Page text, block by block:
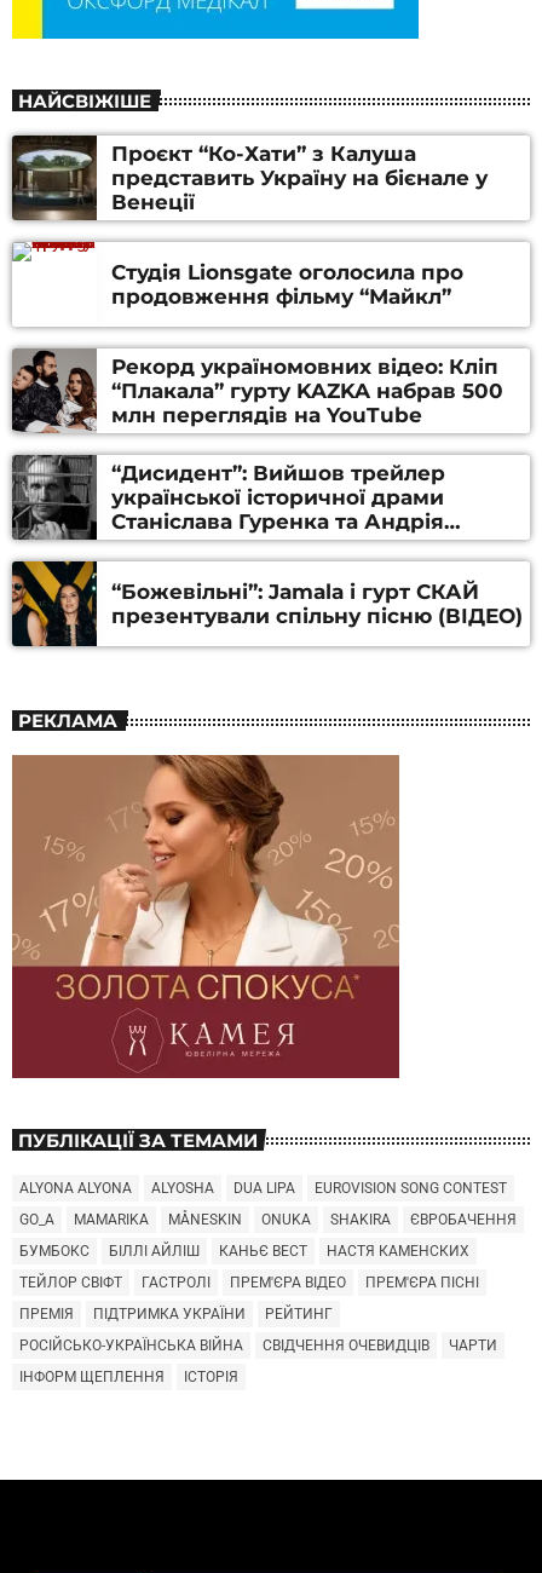
НАЙСВІЖІШЕ
Проєкт “Ко-Хати” з Калуша
представить Україну на бієнале у
Венеції
Студія Lionsgate оголосила про
продовження фільму “Майкл”
Рекорд україномовних відео: Кліп
“Плакала” гурту KAZKA набрав 500
млн переглядів на YouTube
“Дисидент”: Вийшов трейлер
української історичної драми
Станіслава Гуренка та Андрія
Алфьорова (ВІДЕО)
“Божевільні”: Jamala і гурт СКАЙ
презентували спільну пісню (ВІДЕО)
РЕКЛАМА
ПУБЛІКАЦІЇ ЗА ТЕМАМИ
ALYONA ALYONA ALYOSHA DUA LIPA
EUROVISION SONG CONTEST
GO_A
MAMARIKA MÅNESKIN ONUKA SHAKIRA
ЄВРОБАЧЕННЯ
БУМБОКС
БІЛЛІ АЙЛІШ КАНЬЄ ВЕСТ
НАСТЯ КАМЕНСКИХ
ТЕЙЛОР СВІФТ
ГАСТРОЛІ ПРЕМ'ЄРА ВІДЕО
ПРЕМ'ЄРА ПІСНІ
ПРЕМІЯ
ПІДТРИМКА УКРАЇНИ
РЕЙТИНГ
РОСІЙСЬКО-УКРАЇНСЬКА ВІЙНА
СВІДЧЕННЯ ОЧЕВИДЦІВ
ЧАРТИ
ІНФОРМ ЩЕПЛЕННЯ
ІСТОРІЯ